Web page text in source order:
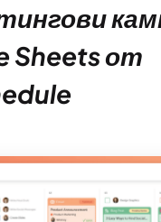
Sheets от